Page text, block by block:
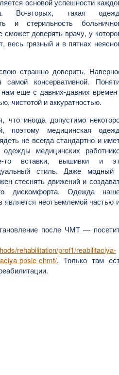
основой успешности
Во-вторых, такая
и стерильность
доверять врачу, у
весь грязный и в пятнах
страшно доверить.
самой консервативной.
еще с давних-давних
чистотой и аккуратностью.
иногда допустимо
поэтому медицинская
не всегда стандартно и
медицинских
то вставки, вышивки и
стиль. Даже модный
стеснять движений и
дискомфорта. Одежда
является неотъемлемой частью
после ЧМТ —
rehabilitation/prof1/reabilitaciya-
posle-chmt/. Только там